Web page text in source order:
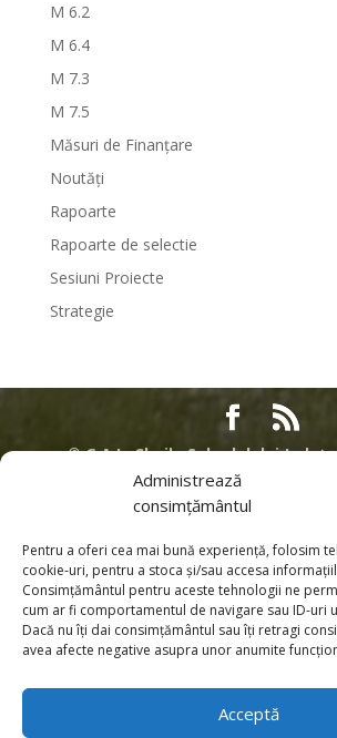
Administrează
consimțământul
Pentru a oferi cea mai bună experiență, folosim
cookie-uri, pentru a stoca și/sau accesa
Consimțământul pentru aceste tehnologii ne
cum ar fi comportamentul de navigare sau ID-uri
Dacă nu îți dai consimțământul sau îți retragi
avea afecte negative asupra unor anumite
Acceptă
M 6.2
M 6.4
M 7.3
M 7.5
Măsuri de Finanțare
Noutăți
Rapoarte
Rapoarte de selectie
Sesiuni Proiecte
Strategie
©G.A.L. Cheile Sohodolului
Acest site nu reprezinta pozitia oficiala a Comisiei
responsabilitate referitoare la corectitudinea si
Europene prin Programul SAPARD si PNDR. Pentru
Programe desfasurate sub egida Uniunii
pentru informatii detaliate privind procesul de
Uniunea Europeana, puteti sa vizitati pagina de
Comisiei Europene in Romania. Toate informatiile,